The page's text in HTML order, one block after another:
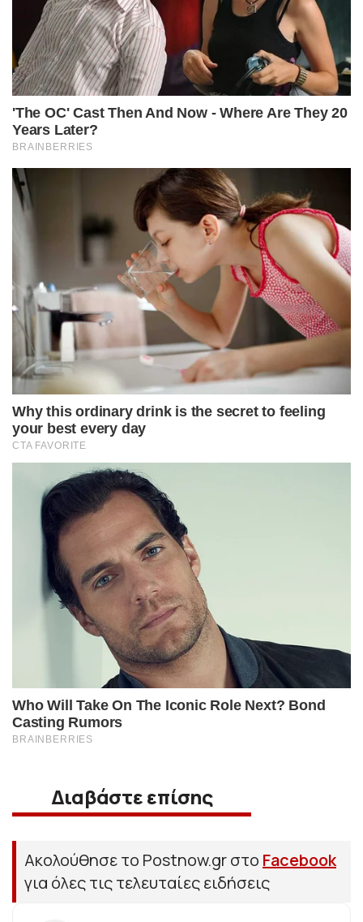
Διαβάστε επίσης
Ακολούθησε το Postnow.gr στο Facebook
για όλες τις τελευταίες ειδήσεις